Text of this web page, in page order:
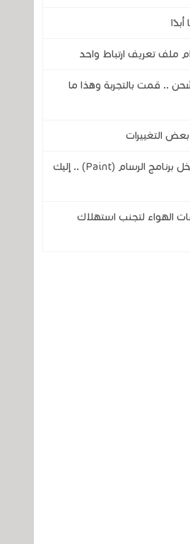
ملف تعريف ارتباط واحد
.. قمت بالتجربة وهذا ما
التغييرات
مهندس من شركة مايكروسوفت يتمن من تشغيل لعبة Doom الأصلية داخل برنامج الرسام (Paint) .. إليك
الهواء لتجنب استهلاك